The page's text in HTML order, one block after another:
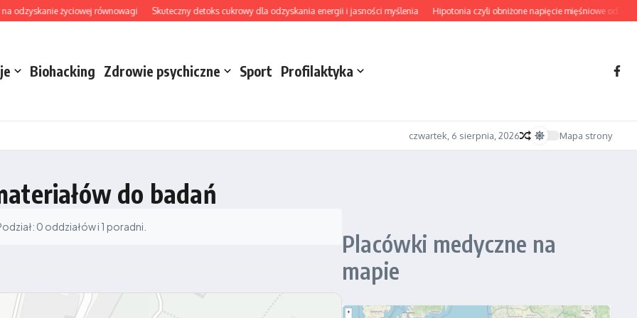
odzyskanie życiowej równowagi Skuteczny detoks cukrowy dla odzyskania energii i jasności myślenia Hipotonia czyli obniżone napięcie mięśniowe od
Biohacking Zdrowie psychiczne Sport Profilaktyka
czwartek, 6 sierpnia, 2026 Mapa strony
do badań
0 oddziałów i 1 poradni.
Placówki medyczne na
mapie